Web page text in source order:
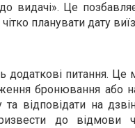
видачі». Це
планувати дату
додаткові питання. Це
бронювання або
відповідати на
до відмови